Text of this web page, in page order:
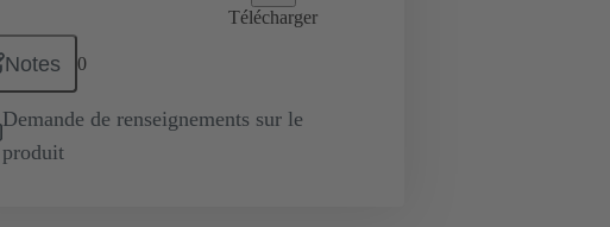
Télécharger
Notes 0
Demande de renseignements sur le
produit